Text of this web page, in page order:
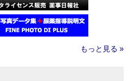
もっと見る »